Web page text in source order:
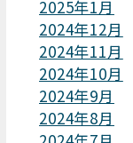
2025年1月
2024年12月
2024年11月
2024年10月
2024年9月
2024年8月